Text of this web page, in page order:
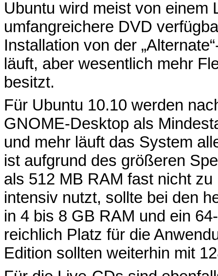
Ubuntu wird meist von einem
umfangreichere DVD
Installation von der
läuft, aber wesentlich mehr
besitzt.
Für Ubuntu 10.10 werden
GNOME-Desktop als
und mehr läuft das System
ist aufgrund des größeren
als 512 MB RAM fast nicht
intensiv nutzt, sollte bei den
in 4 bis 8 GB RAM und ein
reichlich Platz für die
Edition sollten weiterhin mit